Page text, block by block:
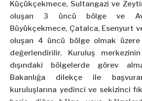
Küçükçekmece, Sultangazi ve
oluşan 3 üncü bölge ve
Büyükçekmece, Çatalca, Esenyurt
oluşan 4 üncü bölge olmak
değerlendirilir. Kuruluş
dışındaki bölgelerde görev
Bakanlığa dilekçe ile
kuruluşlarına yedinci ve sekizinci